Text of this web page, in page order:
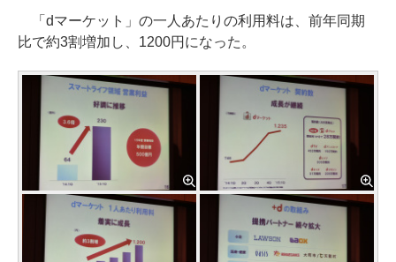
「dマーケット」の一人あたりの利用料は、前年同期
比で約3割増加し、1200円になった。